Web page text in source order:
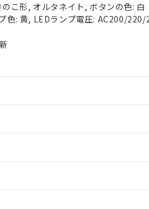
こ形, オルタネイト, ボタンの色: 白
色: 黄, LEDランプ電圧: AC200/